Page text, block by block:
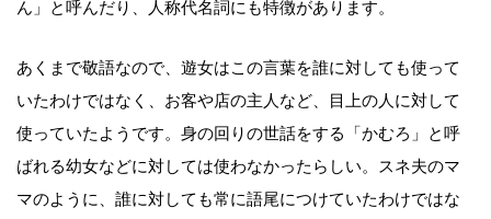
ん」と呼んだり、人称代名詞にも特徴があります。
あくまで敬語なので、遊女はこの言葉を誰に対しても使って
いたわけではなく、お客や店の主人など、目上の人に対して
使っていたようです。身の回りの世話をする「かむろ」と呼
ばれる幼女などに対しては使わなかったらしい。スネ夫のマ
マのように、誰に対しても常に語尾につけていたわけではな